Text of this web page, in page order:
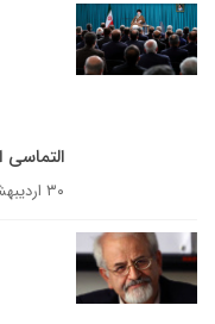
۳۰ اردیبهشت ۱۴۰۲